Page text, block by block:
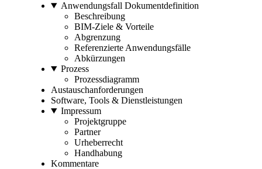
Anwendungsfall Dokumentdefinition
Beschreibung
BIM-Ziele & Vorteile
Abgrenzung
Referenzierte Anwendungsfälle
Abkürzungen
Prozess
Prozessdiagramm
Austauschanforderungen
Software, Tools & Dienstleistungen
Impressum
Projektgruppe
Partner
Urheberrecht
Handhabung
Kommentare